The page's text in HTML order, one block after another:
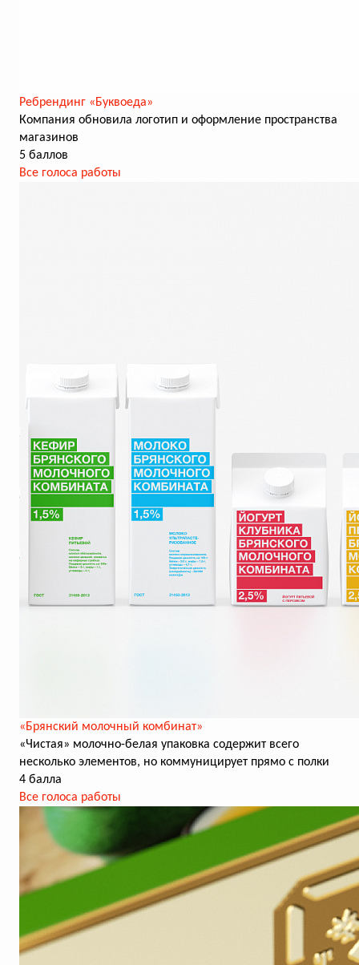
Ребрендинг «Буквоеда»
Компания обновила логотип и оформление пространства
магазинов
5 баллов
Все голоса работы
«Брянский молочный комбинат»
«Чистая» молочно-белая упаковка содержит всего
несколько элементов, но коммуницирует прямо с полки
4 балла
Все голоса работы